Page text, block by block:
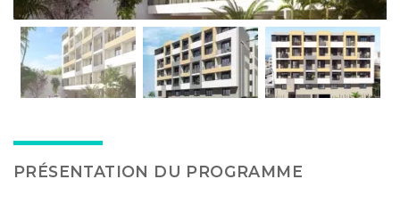
PRÉSENTATION DU PROGRAMME